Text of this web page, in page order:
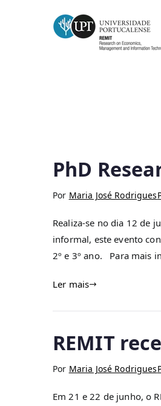
PhD
Por Maria José Rodrigues
Realiza-se no dia 12 de
informal, este evento
2º e 3º ano. Para mais
Ler mais
REMIT
Por Maria José Rodrigues
Em 21 e 22 de junho, o